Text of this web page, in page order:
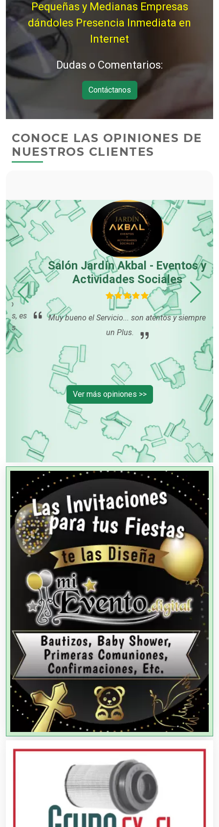
Pequeñas y Medianas Empresas
dándoles Presencia Inmediata en
Internet
Dudas o Comentarios:
Contáctanos
CONOCE LAS OPINIONES DE
NUESTROS CLIENTES
Salón Jardín Akbal - Eventos y
Actividades Sociales
Muy bueno el Servicio... son atentos y siempre dan
un Plus.
Ver más opiniones >>
OTROS NEGOCIOS